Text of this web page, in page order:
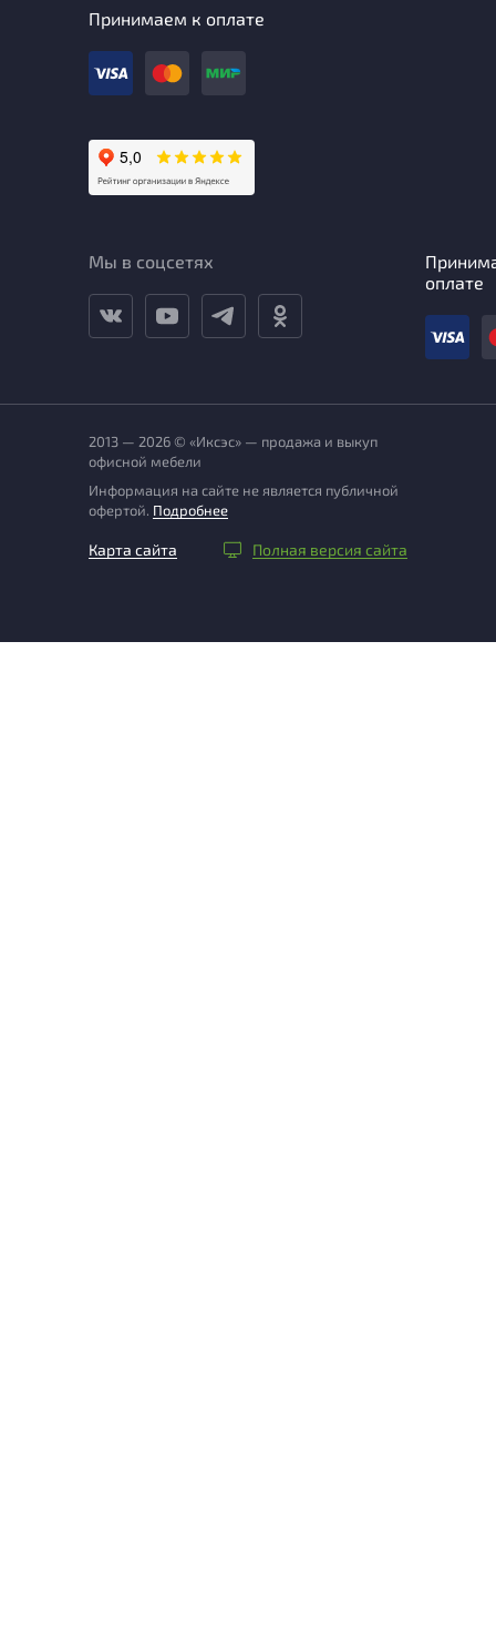
Принимаем к оплате
Мы в соцсетях
оплате
2013 — 2026 © «Иксэс» — продажа и выкуп
офисной мебели
Информация на сайте не является публичной
офертой. Подробнее
Карта сайта Полная версия сайта